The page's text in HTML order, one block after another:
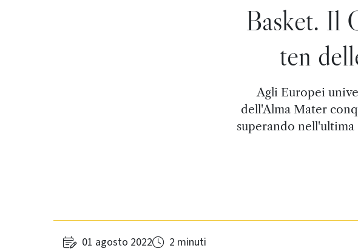
Basket. Il
ten
Agli Europei
dell'Alma Mater
superando
01 agosto 2022 2 minuti